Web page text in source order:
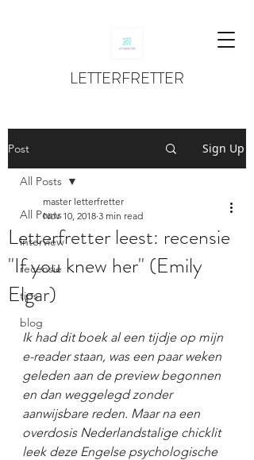
LETTERFRETTER
Post Sign Up
All Posts
interview
recensie
tips
blog
All Posts
Letterfretter leest: recensie
"If you knew her" (Emily
Elgar)
master letterfretter
Nov 10, 2018 3 min read
Ik had dit boek al een tijdje op mijn
e-reader staan, was een paar weken
geleden aan de preview begonnen
en dan weggelegd zonder
aanwijsbare reden. Maar na een
overdosis Nederlandstalige chicklit
leek deze Engelse psychologische